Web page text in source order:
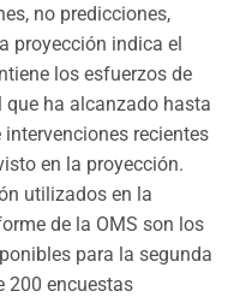
no predicciones,
proyección indica el
los esfuerzos de
ha alcanzado hasta
recientes
en la proyección.
utilizados en la
de la OMS son los
para la segunda
200 encuestas